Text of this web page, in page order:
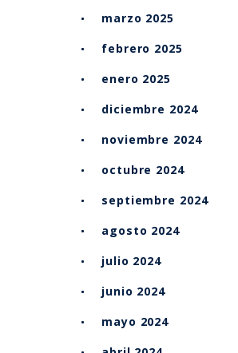
marzo 2025
febrero 2025
enero 2025
diciembre 2024
noviembre 2024
octubre 2024
septiembre 2024
agosto 2024
julio 2024
junio 2024
mayo 2024